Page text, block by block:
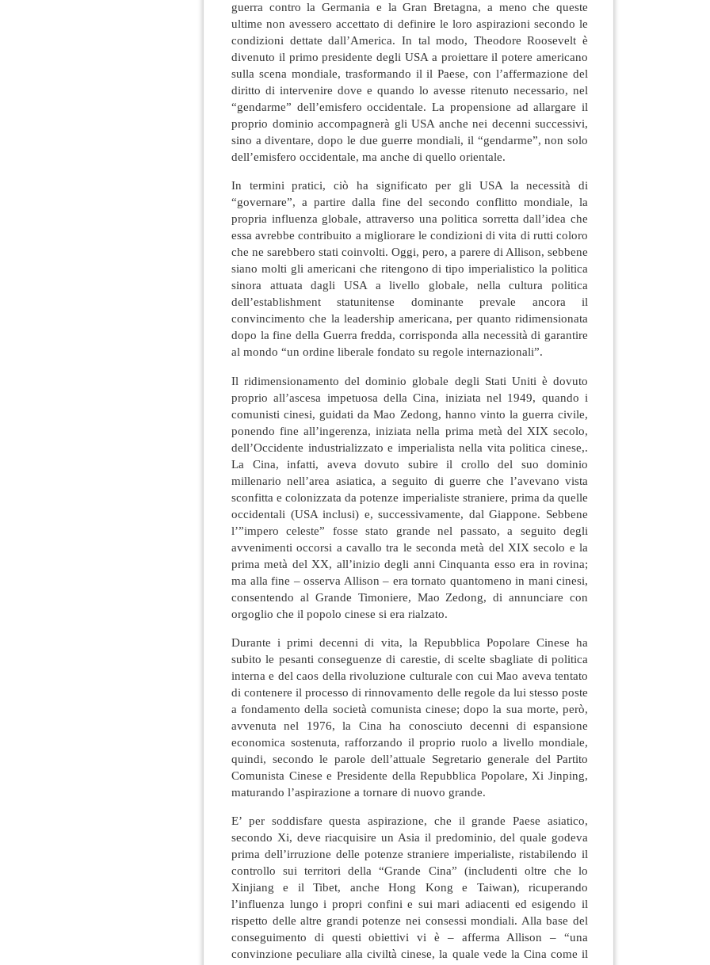
guerra contro la Germania e la Gran Bretagna, a meno che queste
ultime non avessero accettato di definire le loro aspirazioni secondo le
condizioni dettate dall’America. In tal modo, Theodore Roosevelt è
divenuto il primo presidente degli USA a proiettare il potere americano
sulla scena mondiale, trasformando il il Paese, con l’affermazione del
diritto di intervenire dove e quando lo avesse ritenuto necessario, nel
“gendarme” dell’emisfero occidentale. La propensione ad allargare il
proprio dominio accompagnerà gli USA anche nei decenni successivi,
sino a diventare, dopo le due guerre mondiali, il “gendarme”, non solo
dell’emisfero occidentale, ma anche di quello orientale.
In termini pratici, ciò ha significato per gli USA la necessità di
“governare”, a partire dalla fine del secondo conflitto mondiale, la
propria influenza globale, attraverso una politica sorretta dall’idea che
essa avrebbe contribuito a migliorare le condizioni di vita di rutti coloro
che ne sarebbero stati coinvolti. Oggi, pero, a parere di Allison, sebbene
siano molti gli americani che ritengono di tipo imperialistico la politica
sinora attuata dagli USA a livello globale, nella cultura politica
dell’establishment statunitense dominante prevale ancora il
convincimento che la leadership americana, per quanto ridimensionata
dopo la fine della Guerra fredda, corrisponda alla necessità di garantire
al mondo “un ordine liberale fondato su regole internazionali”.
Il ridimensionamento del dominio globale degli Stati Uniti è dovuto
proprio all’ascesa impetuosa della Cina, iniziata nel 1949, quando i
comunisti cinesi, guidati da Mao Zedong, hanno vinto la guerra civile,
ponendo fine all’ingerenza, iniziata nella prima metà del XIX secolo,
dell’Occidente industrializzato e imperialista nella vita politica cinese,.
La Cina, infatti, aveva dovuto subire il crollo del suo dominio
millenario nell’area asiatica, a seguito di guerre che l’avevano vista
sconfitta e colonizzata da potenze imperialiste straniere, prima da quelle
occidentali (USA inclusi) e, successivamente, dal Giappone. Sebbene
l’”impero celeste” fosse stato grande nel passato, a seguito degli
avvenimenti occorsi a cavallo tra le seconda metà del XIX secolo e la
prima metà del XX, all’inizio degli anni Cinquanta esso era in rovina;
ma alla fine – osserva Allison – era tornato quantomeno in mani cinesi,
consentendo al Grande Timoniere, Mao Zedong, di annunciare con
orgoglio che il popolo cinese si era rialzato.
Durante i primi decenni di vita, la Repubblica Popolare Cinese ha
subito le pesanti conseguenze di carestie, di scelte sbagliate di politica
interna e del caos della rivoluzione culturale con cui Mao aveva tentato
di contenere il processo di rinnovamento delle regole da lui stesso poste
a fondamento della società comunista cinese; dopo la sua morte, però,
avvenuta nel 1976, la Cina ha conosciuto decenni di espansione
economica sostenuta, rafforzando il proprio ruolo a livello mondiale,
quindi, secondo le parole dell’attuale Segretario generale del Partito
Comunista Cinese e Presidente della Repubblica Popolare, Xi Jinping,
maturando l’aspirazione a tornare di nuovo grande.
E’ per soddisfare questa aspirazione, che il grande Paese asiatico,
secondo Xi, deve riacquisire un Asia il predominio, del quale godeva
prima dell’irruzione delle potenze straniere imperialiste, ristabilendo il
controllo sui territori della “Grande Cina” (includenti oltre che lo
Xinjiang e il Tibet, anche Hong Kong e Taiwan), ricuperando
l’influenza lungo i propri confini e sui mari adiacenti ed esigendo il
rispetto delle altre grandi potenze nei consessi mondiali. Alla base del
conseguimento di questi obiettivi vi è – afferma Allison – “una
convinzione peculiare alla civiltà cinese, la quale vede la Cina come il